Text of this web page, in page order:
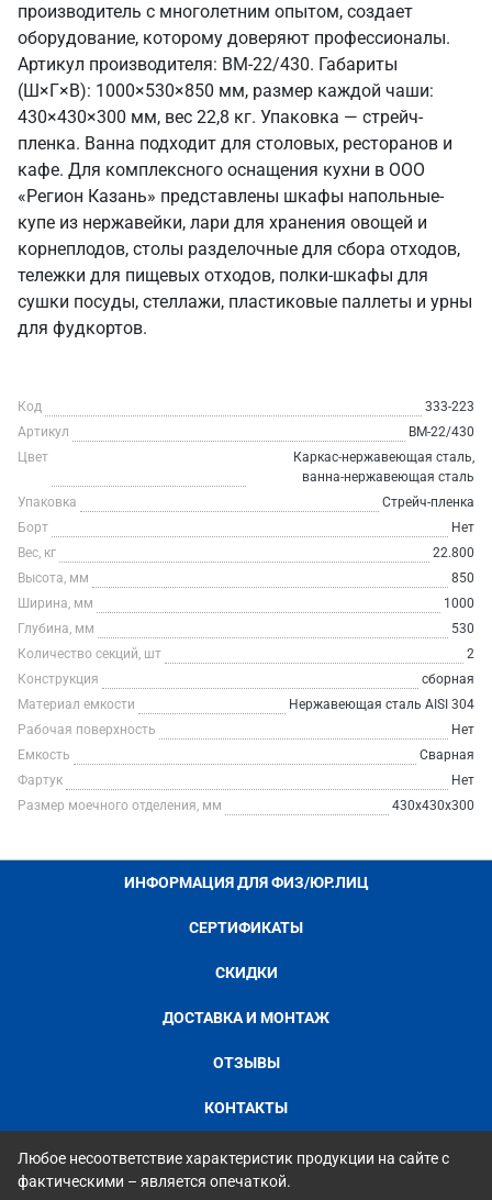
производитель с многолетним опытом, создает
оборудование, которому доверяют профессионалы.
Артикул производителя: ВМ-22/430. Габариты
(Ш×Г×В): 1000×530×850 мм, размер каждой чаши:
430×430×300 мм, вес 22,8 кг. Упаковка — стрейч-
пленка. Ванна подходит для столовых, ресторанов и
кафе. Для комплексного оснащения кухни в ООО
«Регион Казань» представлены шкафы напольные-
купе из нержавейки, лари для хранения овощей и
корнеплодов, столы разделочные для сбора отходов,
тележки для пищевых отходов, полки-шкафы для
сушки посуды, стеллажи, пластиковые паллеты и урны
для фудкортов.
Код
333-223
Артикул
ВМ-22/430
Цвет
Каркас-нержавеющая сталь,
ванна-нержавеющая сталь
Упаковка
Стрейч-пленка
Борт
Нет
Вес, кг
22.800
Высота, мм
850
Ширина, мм
1000
Глубина, мм
530
Количество секций, шт
2
Конструкция
сборная
Материал емкости
Нержавеющая сталь AISI 304
Рабочая поверхность
Нет
Емкость
Сварная
Фартук
Нет
Размер моечного отделения, мм
430х430х300
ИНФОРМАЦИЯ ДЛЯ ФИЗ/ЮР.ЛИЦ
СЕРТИФИКАТЫ
СКИДКИ
ДОСТАВКА И МОНТАЖ
ОТЗЫВЫ
КОНТАКТЫ
Любое несоответствие характеристик продукции на сайте с
фактическими – является опечаткой.